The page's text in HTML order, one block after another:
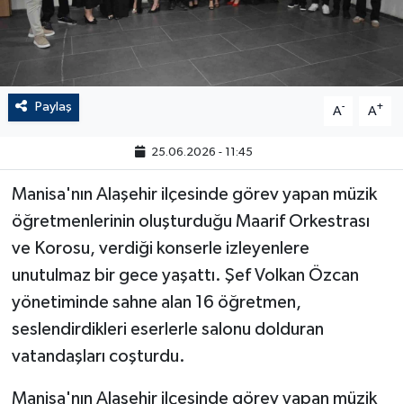
Paylaş A- A+
25.06.2026 - 11:45
Manisa'nın Alaşehir ilçesinde görev yapan müzik
öğretmenlerinin oluşturduğu Maarif Orkestrası
ve Korosu, verdiği konserle izleyenlere
unutulmaz bir gece yaşattı. Şef Volkan Özcan
yönetiminde sahne alan 16 öğretmen,
seslendirdikleri eserlerle salonu dolduran
vatandaşları coşturdu.
Manisa'nın Alaşehir ilçesinde görev yapan müzik